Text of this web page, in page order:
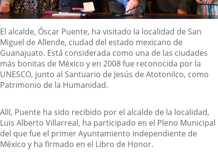
Descripción
El alcalde, Óscar Puente, ha visitado la localidad de San
Miguel de Allende, ciudad del estado mexicano de
Guanajuato. Está considerada como una de las ciudades
más bonitas de México y en 2008 fue reconocida por la
UNESCO, junto al Santuario de Jesús de Atotonilco, como
Patrimonio de la Humanidad.
Allí, Puente ha sido recibido por el alcalde de la localidad,
Luis Alberto Villarreal, ha participado en el Pleno Municipal
del que fue el primer Ayuntamiento independiente de
México y ha firmado en el Libro de Honor.